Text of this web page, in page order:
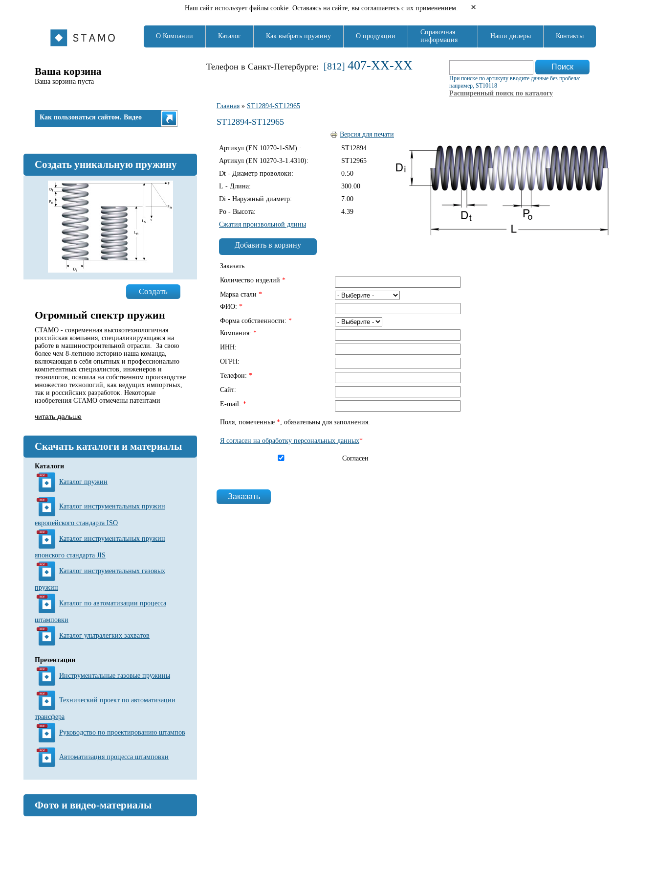
Наш сайт использует файлы cookie. Оставаясь на сайте, вы соглашаетесь с их применением. ×
О Компании Каталог Как выбрать пружину О продукции
Справочная
информация
Наши дилеры Контакты
Телефон в Санкт-Петербурге: [812] 407-XX-XX Форма поиска
Поиск
При поиске по артикулу вводите данные без пробела:
например, ST10118
Расширенный поиск по каталогу
Ваша корзина
Ваша корзина пуста
Как пользоваться сайтом. Видео
Создать уникальную пружину
Создать
Огромный спектр пружин
СТАМО - современная высокотехнологичная
российская компания, специализирующаяся на
работе в машиностроительной отрасли. За свою
более чем 8-летнюю историю наша команда,
включающая в себя опытных и профессионально
компетентных специалистов, инженеров и
технологов, освоила на собственном производстве
множество технологий, как ведущих импортных,
так и российских разработок. Некоторые
изобретения СТАМО отмечены патентами
читать дальше
Скачать каталоги и материалы
Каталоги
Каталог пружин
Каталог инструментальных пружин
европейского стандарта ISO
Каталог инструментальных пружин
японского стандарта JIS
Каталог инструментальных газовых
пружин
Каталог по автоматизации процесса
штамповки
Каталог ультралегких захватов
Презентации
Инструментальные газовые пружины
Технический проект по автоматизации
трансфера
Руководство по проектированию штампов
Автоматизация процесса штамповки
Фото и видео-материалы
Вы здесь
Главная » ST12894-ST12965
ST12894-ST12965
Версия для печати
Артикул (EN 10270-1-SM) :
ST12894
Артикул (EN 10270-3-1.4310):
ST12965
Dt - Диаметр проволоки:
0.50
L - Длина:
300.00
Di - Наружный диаметр:
7.00
Ро - Высота:
4.39
Сжатия произвольной длины
Добавить в корзину
Заказать
Количество изделий *
Марка стали *
ФИО: *
Форма собственности: *
Компания: *
ИНН:
ОГРН:
Телефон: *
Сайт:
E-mail: *
Поля, помеченные *, обязательны для заполнения.
Я согласен на обработку персональных данных*
Согласен на обработку данных
Согласен